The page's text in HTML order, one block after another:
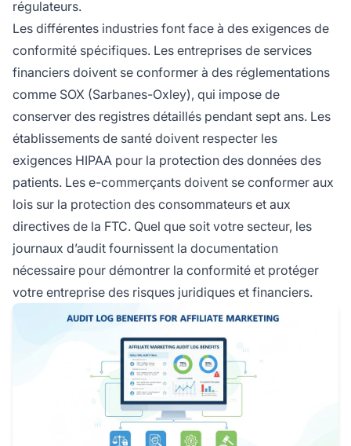
régulateurs.
Les différentes industries font face à des exigences de
conformité spécifiques. Les entreprises de services
financiers doivent se conformer à des réglementations
comme SOX (Sarbanes-Oxley), qui impose de
conserver des registres détaillés pendant sept ans. Les
établissements de santé doivent respecter les
exigences HIPAA pour la protection des données des
patients. Les e-commerçants doivent se conformer aux
lois sur la protection des consommateurs et aux
directives de la FTC. Quel que soit votre secteur, les
journaux d’audit fournissent la documentation
nécessaire pour démontrer la conformité et protéger
votre entreprise des risques juridiques et financiers.